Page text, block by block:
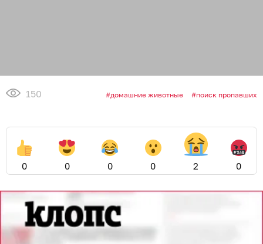
150 домашние животные поиск пропавших
0 0 0 0 2 0